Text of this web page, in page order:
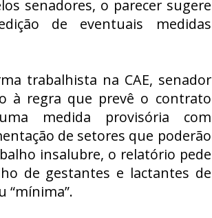
senadores, o parecer sugere
de eventuais medidas
trabalhista na CAE, senador
à regra que prevê o contrato
medida provisória com
de setores que poderão
insalubre, o relatório pede
de gestantes e lactantes de
“mínima”.